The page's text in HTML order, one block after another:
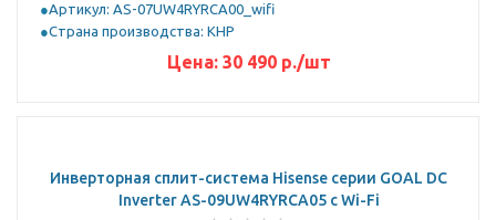
Артикул: AS-07UW4RYRCA00_wifi
Страна производства: КНР
Цена: 30 490р./шт
Инверторная сплит-система Hisense серии GOAL DC
Inverter AS-09UW4RYRCA05 с Wi-Fi